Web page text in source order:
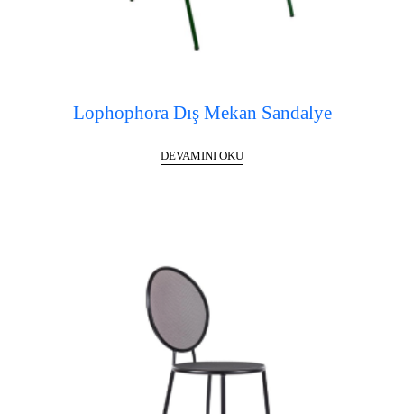
Lophophora Dış Mekan Sandalye
DEVAMINI OKU